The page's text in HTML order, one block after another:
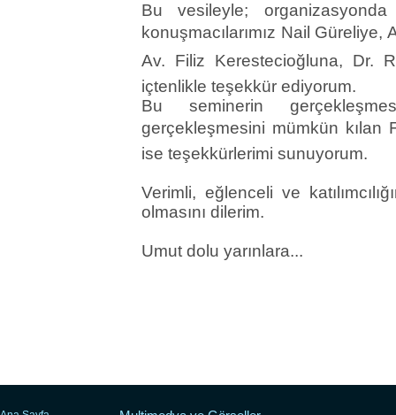
Bu vesileyle;
konuşmacılarımız Nail Güreliye,
Av. Filiz Kerestecioğluna, Dr.
içtenlikle teşekkür ediyorum.
Bu seminerin
gerçekleşmesini mümkün kılan
ise teşekkürlerimi sunuyorum.
Verimli, eğlenceli ve
olmasını dilerim.
Umut dolu yarınlara...